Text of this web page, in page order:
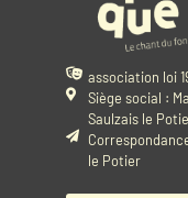
association loi
Siège social :
Saulzais le
le Potier